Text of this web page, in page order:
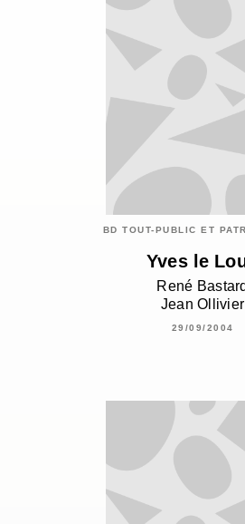
BD TOUT-PUBLIC ET
Yves le
René Bastard
Jean Ollivier
29/09/2004